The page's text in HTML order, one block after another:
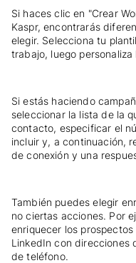
Si haces clic en "Crear
Kaspr, encontrarás
elegir. Selecciona tu
trabajo, luego personaliza
Si estás haciendo
seleccionar la lista de la
contacto, especificar el
incluir y, a continuación,
de conexión y una
También puedes elegir
no ciertas acciones. Por
enriquecer los
LinkedIn con direcciones
de teléfono.